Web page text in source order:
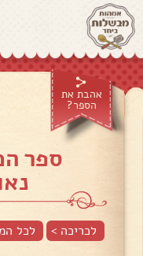
אהבת את
הספר?
ספר
לכריכה > לכל